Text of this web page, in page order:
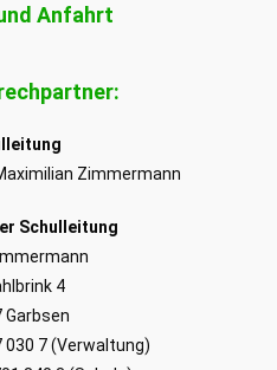
Anfahrt
Zimmermann
Schulleitung
4
Garbsen
030 7 (Verwaltung)